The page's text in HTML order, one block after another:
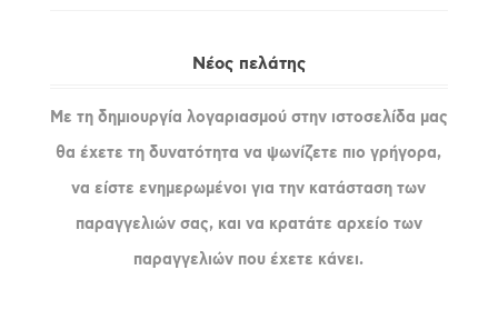
Νέος πελάτης
Με τη δημιουργία λογαριασμού στην ιστοσελίδα μας
θα έχετε τη δυνατότητα να ψωνίζετε πιο γρήγορα,
να είστε ενημερωμένοι για την κατάσταση των
παραγγελιών σας, και να κρατάτε αρχείο των
παραγγελιών που έχετε κάνει.